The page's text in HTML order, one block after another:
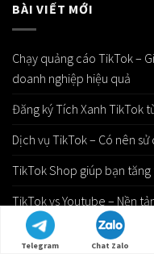
BÀI VIẾT MỚI
Chạy quảng cáo TikTok –
doanh nghiệp hiệu quả
Đăng ký Tích Xanh TikTok
Dịch vụ TikTok – Có nên
TikTok Shop giúp bạn
TikTok vs Youtube – Nền
hiệu cá nhân?
Telegram Chat Zalo